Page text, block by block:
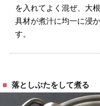
を入れてよく混ぜ、大
具材が煮汁に均一に浸
す。
落としぶたをして煮る